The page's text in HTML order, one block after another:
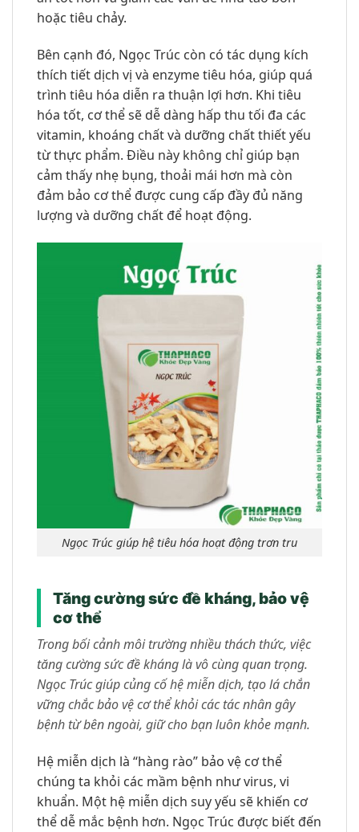
hoặc tiêu chảy.
Bên cạnh đó, Ngọc Trúc còn có tác dụng kích
thích tiết dịch vị và enzyme tiêu hóa, giúp quá
trình tiêu hóa diễn ra thuận lợi hơn. Khi tiêu
hóa tốt, cơ thể sẽ dễ dàng hấp thu tối đa các
vitamin, khoáng chất và dưỡng chất thiết yếu
từ thực phẩm. Điều này không chỉ giúp bạn
cảm thấy nhẹ bụng, thoải mái hơn mà còn
đảm bảo cơ thể được cung cấp đầy đủ năng
lượng và dưỡng chất để hoạt động.
Ngọc Trúc giúp hệ tiêu hóa hoạt động trơn tru
Tăng cường sức đề kháng, bảo vệ
cơ thể
Trong bối cảnh môi trường nhiều thách thức, việc
tăng cường sức đề kháng là vô cùng quan trọng.
Ngọc Trúc giúp củng cố hệ miễn dịch, tạo lá chắn
vững chắc bảo vệ cơ thể khỏi các tác nhân gây
bệnh từ bên ngoài, giữ cho bạn luôn khỏe mạnh.
Hệ miễn dịch là “hàng rào” bảo vệ cơ thể
chúng ta khỏi các mầm bệnh như virus, vi
khuẩn. Một hệ miễn dịch suy yếu sẽ khiến cơ
thể dễ mắc bệnh hơn. Ngọc Trúc được biết đến